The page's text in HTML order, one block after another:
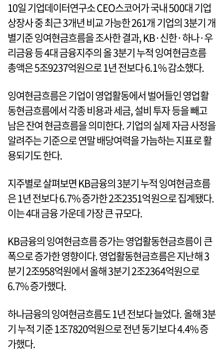
10일 기업데이터연구소 CEO스코어가 국내 500대 기업
상장사 중 최근 3개년 비교 가능한 261개 기업의 3분기 개
별기준 잉여현금흐름을 조사한 결과, KB·신한·하나·우
리금융 등 4대 금융지주의 올 3분기 누적 잉여현금흐름
총액은 5조9237억원으로 1년 전보다 6.1% 감소했다.
잉여현금흐름은 기업이 영업활동에서 벌어들인 영업활
동현금흐름에서 각종 비용과 세금, 설비 투자 등을 빼고
남은 잔여 현금흐름을 의미한다. 기업의 실제 자금 사정을
알려주는 기준으로 연말 배당여력을 가늠하는 지표로 활
용되기도 한다.
지주별로 살펴보면 KB금융의 3분기 누적 잉여현금흐름
은 1년 전보다 6.7% 증가한 2조2351억원으로 집계됐다.
이는 4대 금융 가운데 가장 큰 규모다.
KB금융의 잉여현금흐름 증가는 영업활동현금흐름이 큰
폭으로 증가한 영향이다. 영업활동현금흐름은 지난해 3
분기 2조958억원에서 올해 3분기 2조2364억원으로
6.7% 증가했다.
하나금융의 잉여현금흐름도 1년 전보다 늘었다. 올해 3분
기 누적 기준 1조7820억원으로 전년 동기보다 4.4% 증
가했다.